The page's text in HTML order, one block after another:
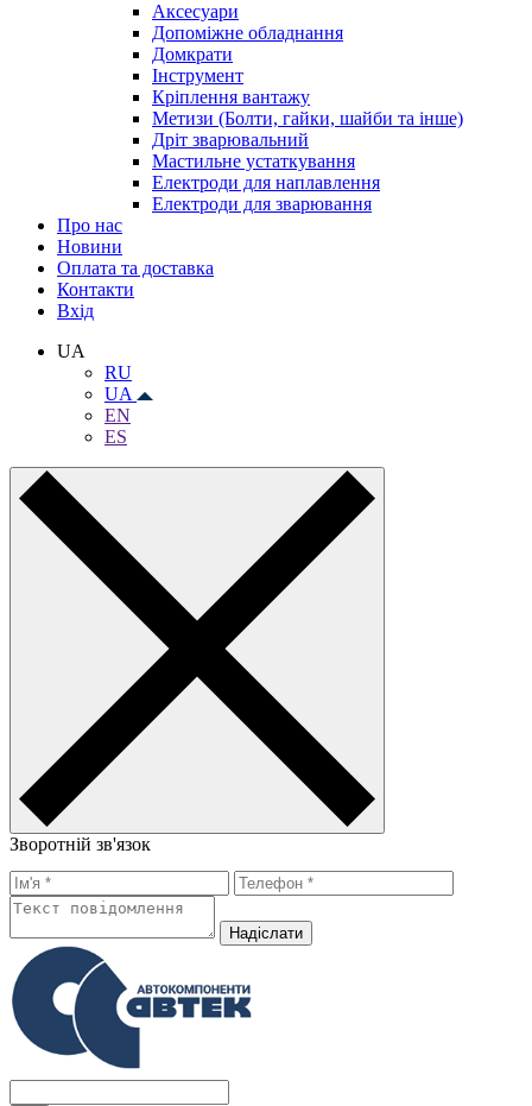
Аксесуари
Допоміжне обладнання
Домкрати
Інструмент
Кріплення вантажу
Метизи (Болти, гайки, шайби та інше)
Дріт зварювальний
Мастильне устаткування
Електроди для наплавлення
Електроди для зварювання
Про нас
Новини
Оплата та доставка
Контакти
Вхiд
UA
RU
UA
EN
ES
Зворотній зв'язок
Надiслати